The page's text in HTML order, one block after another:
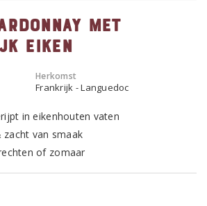
met
eiken
Herkomst
Frankrijk - Languedoc
in eikenhouten vaten
van smaak
of zomaar